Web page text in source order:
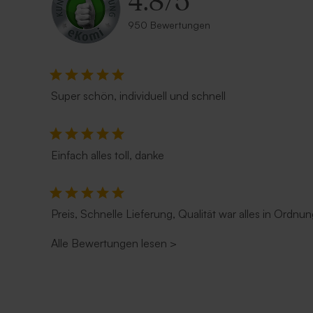
950 Bewertungen
Super schön, individuell und schnell
Einfach alles toll, danke
Preis, Schnelle Lieferung, Qualität war alles in
Alle Bewertungen lesen >